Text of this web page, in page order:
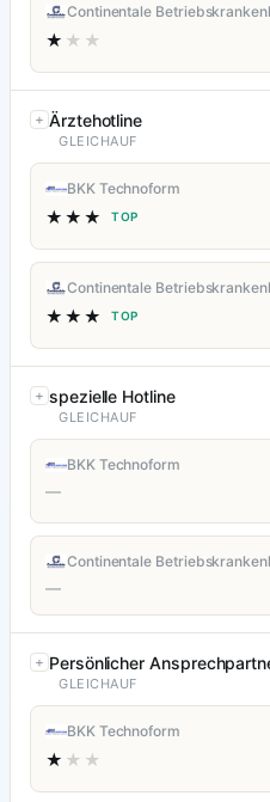
Continentale
★ ★★
Ärztehotline
GLEICHAUF
BKK Technoform
★★★ TOP
Continentale
★★★ TOP
spezielle Hotline
GLEICHAUF
BKK Technoform
—
Continentale
—
Persönlicher
GLEICHAUF
BKK Technoform
★ ★★